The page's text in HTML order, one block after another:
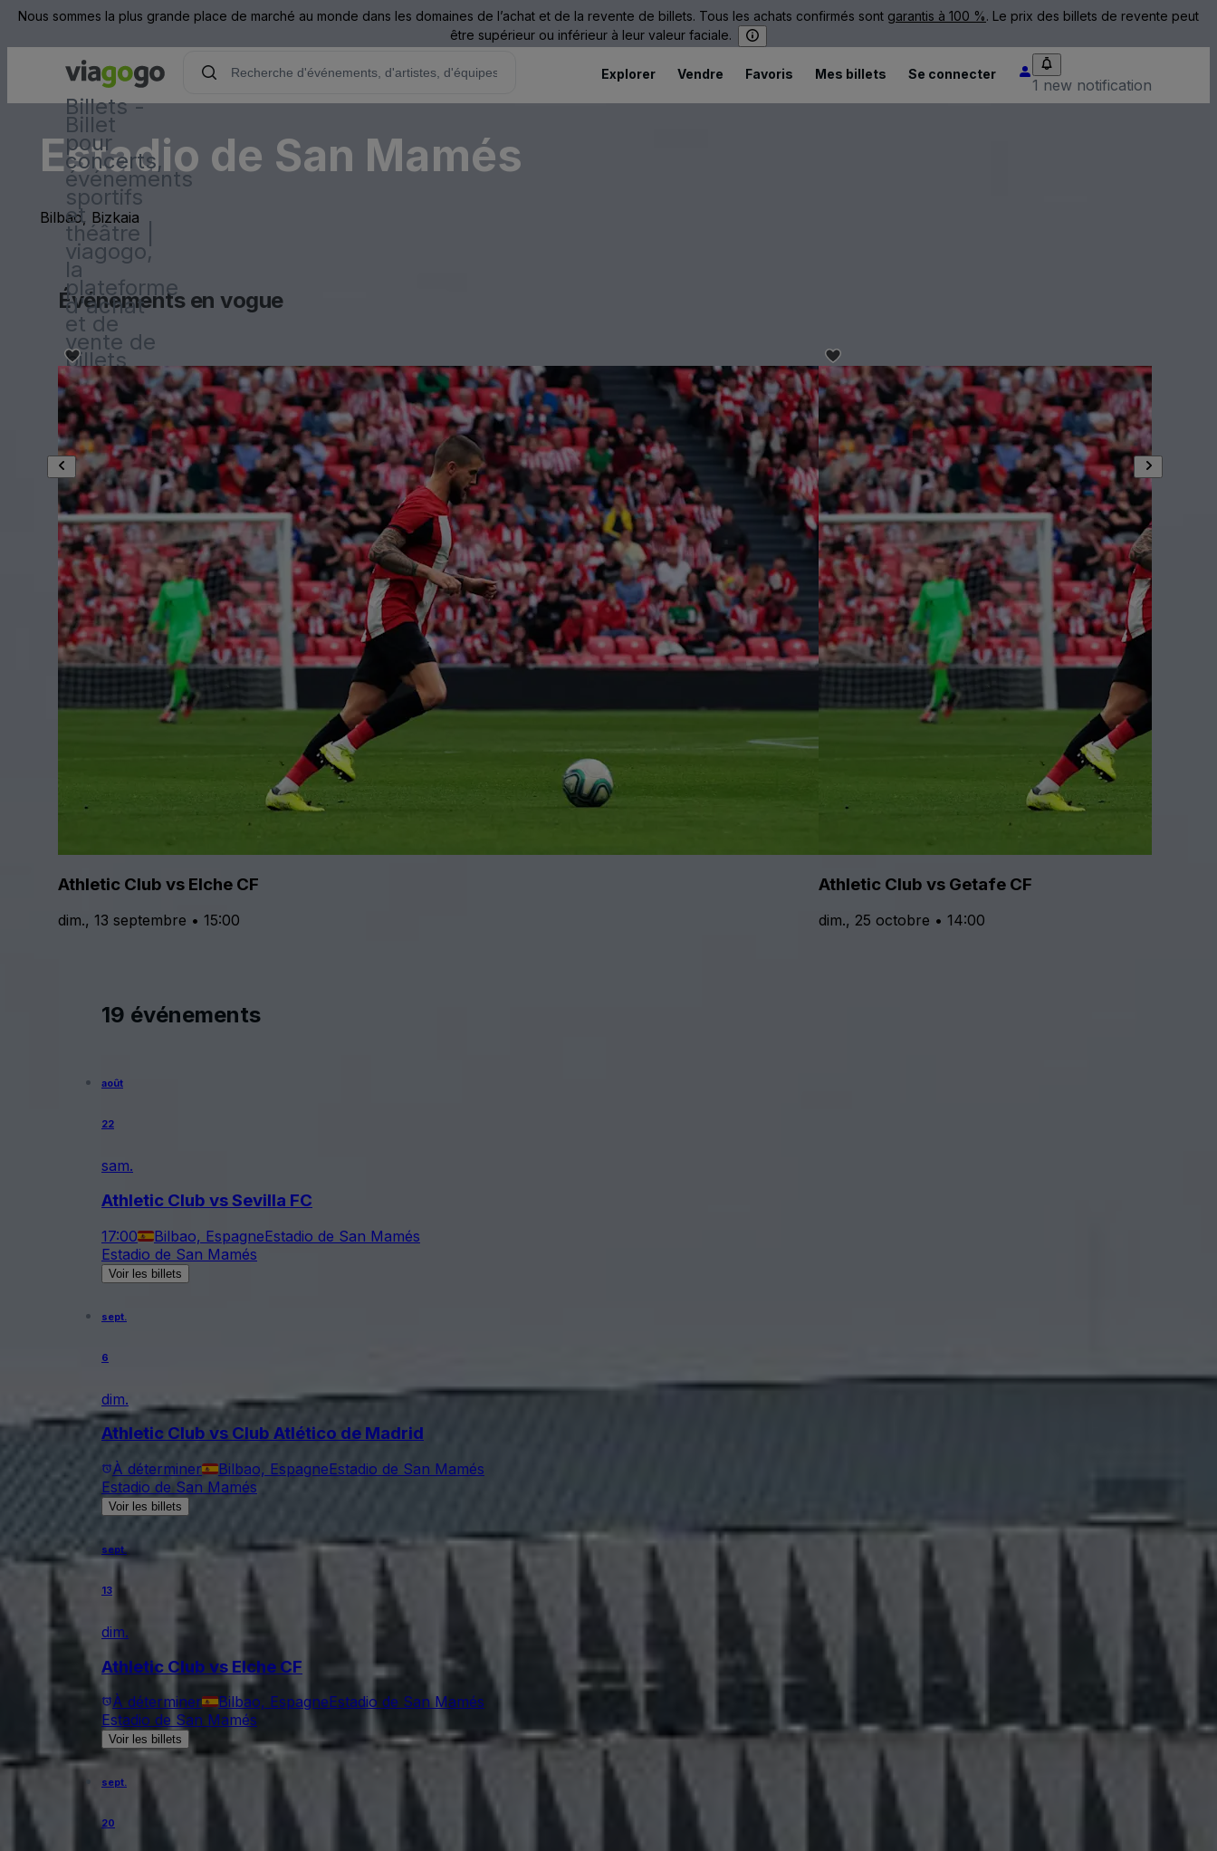
Nous sommes la plus grande place de marché au monde dans les domaines de l’achat et de la revente de billets. Tous les achats confirmés sont garantis à 100 %. Le prix des billets de revente peut
être supérieur ou inférieur à leur valeur faciale.
Billets -
Billet
pour
concerts,
événements
sportifs
et
théâtre |
viagogo,
la
plateforme
d'achat
et de
vente de
billets
Explorer Vendre Favoris Mes billets Se connecter
1 new notification
Estadio de San Mamés
Bilbao, Bizkaia
Événements en vogue
Athletic Club vs Elche CF
dim., 13 septembre • 15:00
Athletic Club vs Getafe CF
dim., 25 octobre • 14:00
19 événements
août
22
sam.
Athletic Club vs Sevilla FC
17:00 Bilbao, EspagneEstadio de San Mamés
Estadio de San Mamés
Voir les billets
sept.
6
dim.
Athletic Club vs Club Atlético de Madrid
À déterminer Bilbao, EspagneEstadio de San Mamés
Estadio de San Mamés
Voir les billets
sept.
13
dim.
Athletic Club vs Elche CF
À déterminer Bilbao, EspagneEstadio de San Mamés
Estadio de San Mamés
Voir les billets
sept.
20